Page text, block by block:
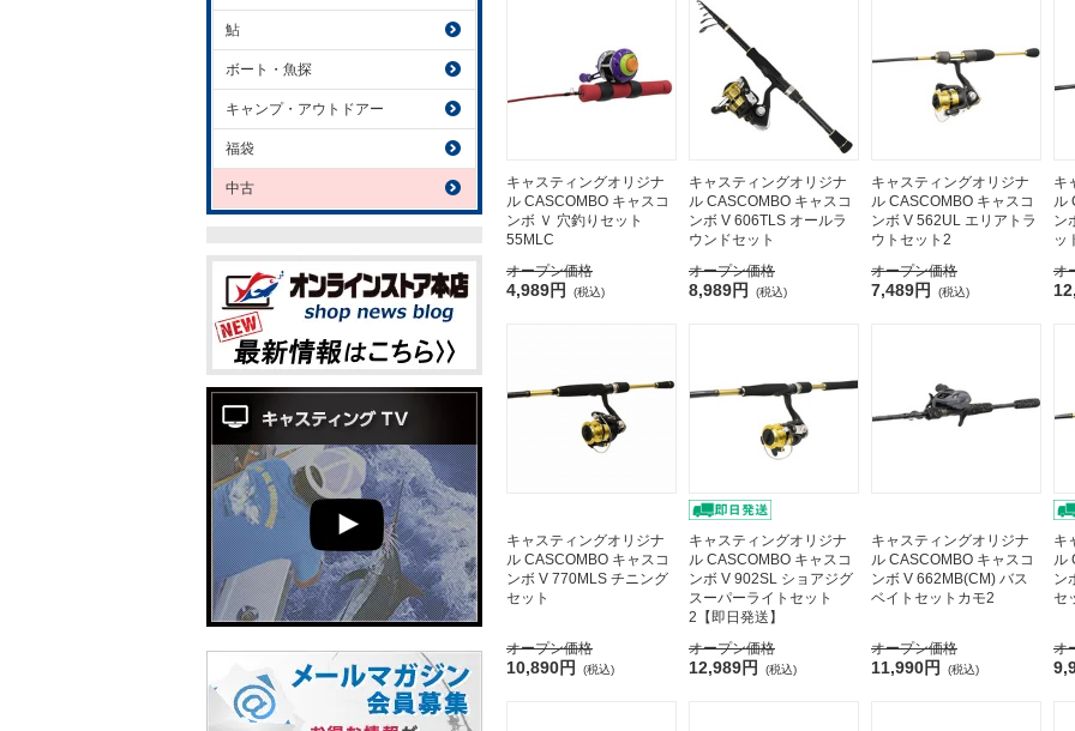
キャスティングオリジナ
ル CASCOMBO キャスコ
ンボ Ｖ 穴釣りセット
55MLC
オープン価格
4,989円 (税込)
キャスティングオリジナ
ル CASCOMBO キャスコ
ンボ V 606TLS オールラ
ウンドセット
オープン価格
8,989円 (税込)
キャスティングオリジナ
ル CASCOMBO キャスコ
ンボ V 562UL エリアトラ
ウトセット2
オープン価格
7,489円 (税込)
キ
ル
ン
ッ
オ
キャスティングオリジナ
ル CASCOMBO キャスコ
ンボ V 770MLS チニング
セット
オープン価格
10,890円 (税込)
キャスティングオリジナ
ル CASCOMBO キャスコ
ンボ V 902SL ショアジグ
スーパーライトセット
2【即日発送】
オープン価格
12,989円 (税込)
キャスティングオリジナ
ル CASCOMBO キャスコ
ンボ V 662MB(CM) バス
ベイトセットカモ2
オープン価格
11,990円 (税込)
キ
ル
ン
セ
オ
鮎
ボート・魚探
キャンプ・アウトドアー
福袋
中古